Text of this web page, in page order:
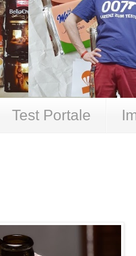
Test Portale